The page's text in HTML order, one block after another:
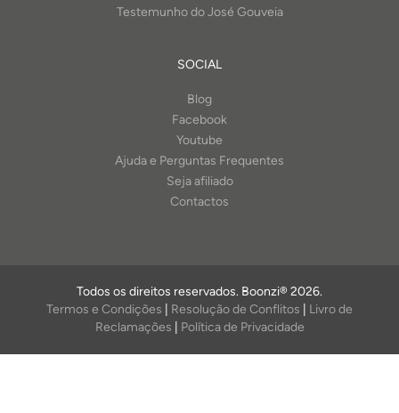
Testemunho do José Gouveia
SOCIAL
Blog
Facebook
Youtube
Ajuda e Perguntas Frequentes
Seja afiliado
Contactos
Todos os direitos reservados. Boonzi® 2026.
Termos e Condições
Resolução de Conflitos
Livro de
Reclamações
Política de Privacidade